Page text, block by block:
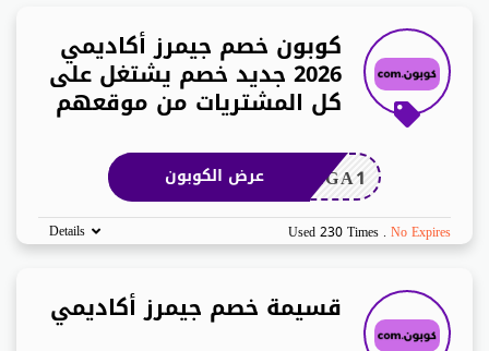
كوبون خصم جيمرز أكاديمي
2026 جديد خصم يشتغل على
كل المشتريات من موقعهم
2GA1 عرض الكوبون
Used 230 Times . No Expires
Details
قسيمة خصم جيمرز أكاديمي